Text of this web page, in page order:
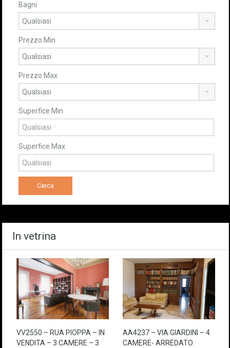
Bagni
Prezzo Min
Prezzo Max
Superfice Min
Superfice Max
In vetrina
VV2550 – RUA PIOPPA – IN
VENDITA – 3 CAMERE – 3
AA4237 – VIA GIARDINI – 4
CAMERE- ARREDATO